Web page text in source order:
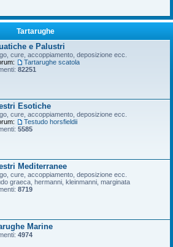
Tartarughe
e Palustri
cure, accoppiamento, deposizione ecc.
Tartarughe scatola
82251
Esotiche
cure, accoppiamento, deposizione ecc.
Testudo horsfieldii
5585
Mediterranee
cure, accoppiamento, deposizione ecc.
graeca, hermanni, kleinmanni, marginata
8719
Marine
4974